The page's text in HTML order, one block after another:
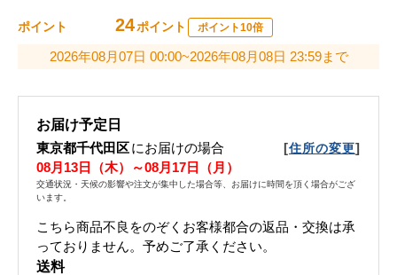
ポイント 24ポイント ポイント10倍
2026年08月07日 00:00~2026年08月08日 23:59まで
お届け予定日
東京都千代田区にお届けの場合 [住所の変更]
08月13日（木）～08月17日（月）
交通状況・天候の影響や注文が集中した場合等、お届けに時間を頂く場合がござ
います。
こちら商品不良をのぞくお客様都合の返品・交換は承
っておりません。予めご了承ください。
送料